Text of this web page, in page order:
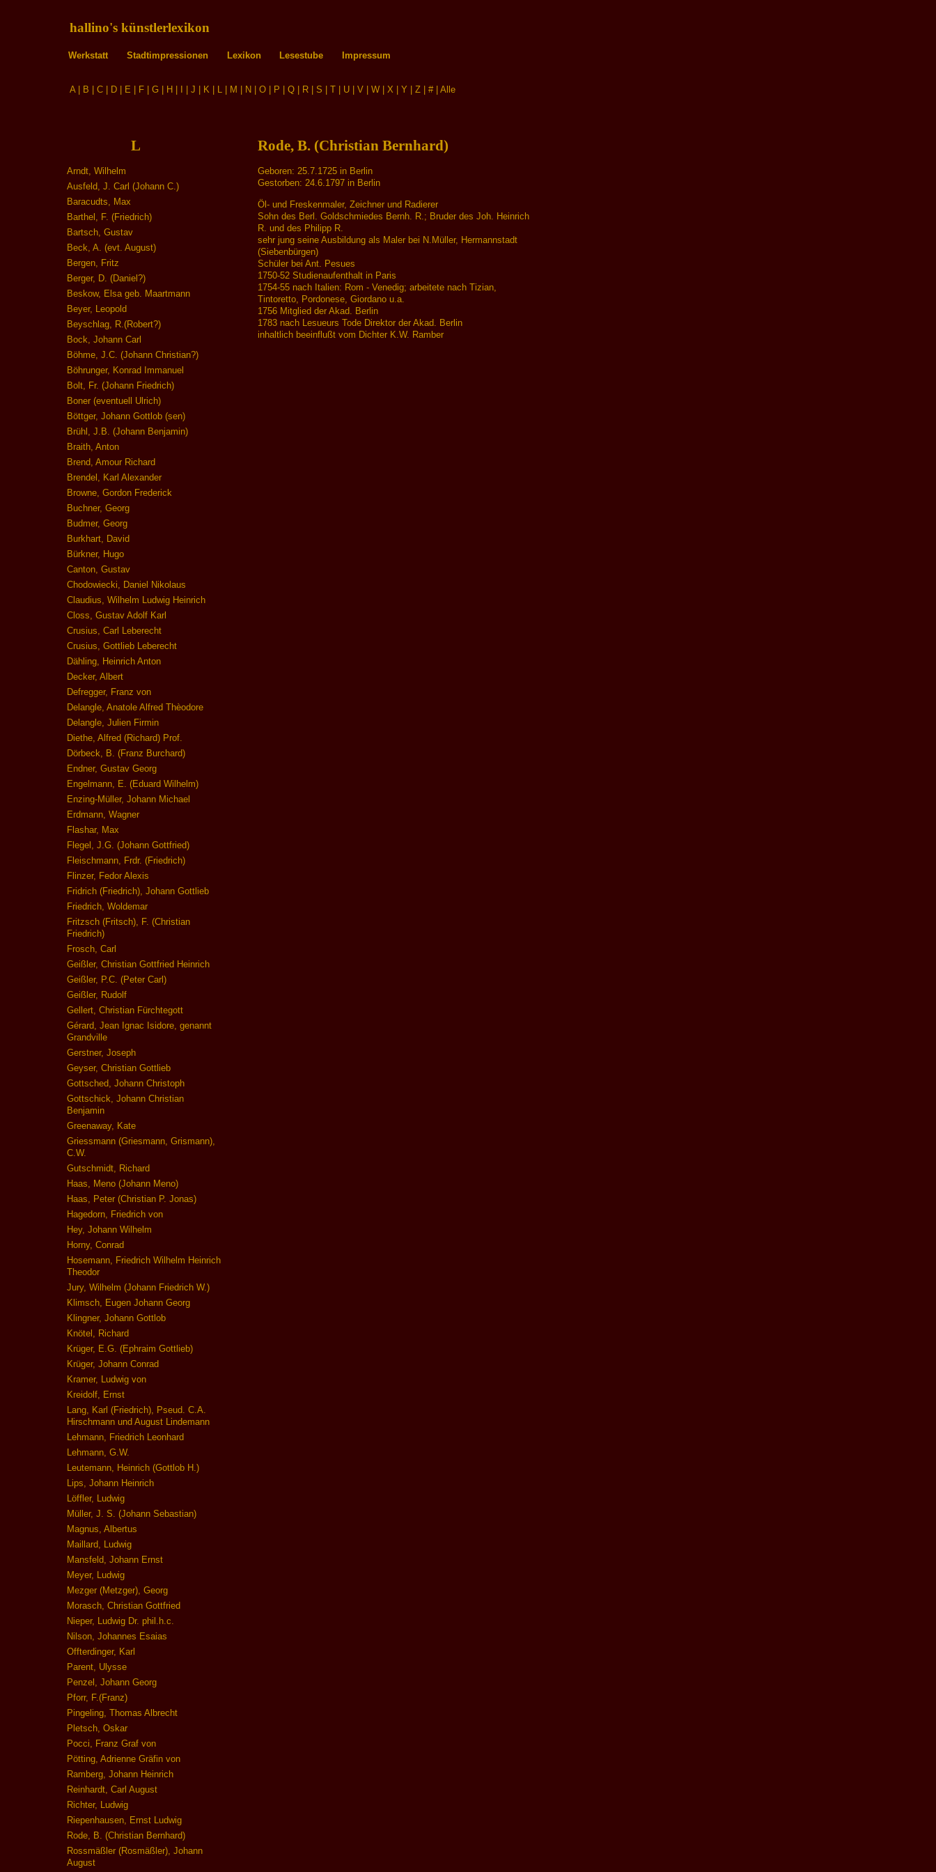
hallino's künstlerlexikon
Werkstatt Stadtimpressionen Lexikon Lesestube Impressum
A| B C D E F G H J K L M N O P Q R S T U V W X Y Z #| Alle
L
Arndt, Wilhelm
Ausfeld, J. Carl (Johann C.)
Baracudts, Max
Barthel, F. (Friedrich)
Bartsch, Gustav
Beck, A. (evt. August)
Bergen, Fritz
Berger, D. (Daniel?)
Beskow, Elsa geb. Maartmann
Beyer, Leopold
Beyschlag, R.(Robert?)
Bock, Johann Carl
Böhme, J.C. (Johann Christian?)
Böhrunger, Konrad Immanuel
Bolt, Fr. (Johann Friedrich)
Boner (eventuell Ulrich)
Böttger, Johann Gottlob (sen)
Brühl, J.B. (Johann Benjamin)
Braith, Anton
Brend, Amour Richard
Brendel, Karl Alexander
Browne, Gordon Frederick
Buchner, Georg
Budmer, Georg
Burkhart, David
Bürkner, Hugo
Canton, Gustav
Chodowiecki, Daniel Nikolaus
Claudius, Wilhelm Ludwig Heinrich
Closs, Gustav Adolf Karl
Crusius, Carl Leberecht
Crusius, Gottlieb Leberecht
Dähling, Heinrich Anton
Decker, Albert
Defregger, Franz von
Delangle, Anatole Alfred Thèodore
Delangle, Julien Firmin
Diethe, Alfred (Richard) Prof.
Dörbeck, B. (Franz Burchard)
Endner, Gustav Georg
Engelmann, E. (Eduard Wilhelm)
Enzing-Müller, Johann Michael
Erdmann, Wagner
Flashar, Max
Flegel, J.G. (Johann Gottfried)
Fleischmann, Frdr. (Friedrich)
Flinzer, Fedor Alexis
Fridrich (Friedrich), Johann Gottlieb
Friedrich, Woldemar
Fritzsch (Fritsch), F. (Christian
Friedrich)
Frosch, Carl
Geißler, Christian Gottfried Heinrich
Geißler, P.C. (Peter Carl)
Geißler, Rudolf
Gellert, Christian Fürchtegott
Gérard, Jean Ignac Isidore, genannt
Grandville
Gerstner, Joseph
Geyser, Christian Gottlieb
Gottsched, Johann Christoph
Gottschick, Johann Christian
Benjamin
Greenaway, Kate
Griessmann (Griesmann, Grismann),
C.W.
Gutschmidt, Richard
Haas, Meno (Johann Meno)
Haas, Peter (Christian P. Jonas)
Hagedorn, Friedrich von
Hey, Johann Wilhelm
Horny, Conrad
Hosemann, Friedrich Wilhelm Heinrich
Theodor
Jury, Wilhelm (Johann Friedrich W.)
Klimsch, Eugen Johann Georg
Klingner, Johann Gottlob
Knötel, Richard
Krüger, E.G. (Ephraim Gottlieb)
Krüger, Johann Conrad
Kramer, Ludwig von
Kreidolf, Ernst
Lang, Karl (Friedrich), Pseud. C.A.
Hirschmann und August Lindemann
Lehmann, Friedrich Leonhard
Lehmann, G.W.
Leutemann, Heinrich (Gottlob H.)
Lips, Johann Heinrich
Löffler, Ludwig
Müller, J. S. (Johann Sebastian)
Magnus, Albertus
Maillard, Ludwig
Mansfeld, Johann Ernst
Meyer, Ludwig
Mezger (Metzger), Georg
Morasch, Christian Gottfried
Nieper, Ludwig Dr. phil.h.c.
Nilson, Johannes Esaias
Offterdinger, Karl
Parent, Ulysse
Penzel, Johann Georg
Pforr, F.(Franz)
Pingeling, Thomas Albrecht
Pletsch, Oskar
Pocci, Franz Graf von
Pötting, Adrienne Gräfin von
Ramberg, Johann Heinrich
Reinhardt, Carl August
Richter, Ludwig
Riepenhausen, Ernst Ludwig
Rode, B. (Christian Bernhard)
Rossmäßler (Rosmäßler), Johann
August
Rode, B. (Christian Bernhard)
Geboren: 25.7.1725 in Berlin
Gestorben: 24.6.1797 in Berlin
Öl- und Freskenmaler, Zeichner und Radierer
Sohn des Berl. Goldschmiedes Bernh. R.; Bruder des Joh. Heinrich
R. und des Philipp R.
sehr jung seine Ausbildung als Maler bei N.Müller, Hermannstadt
(Siebenbürgen)
Schüler bei Ant. Pesues
1750-52 Studienaufenthalt in Paris
1754-55 nach Italien: Rom - Venedig; arbeitete nach Tizian,
Tintoretto, Pordonese, Giordano u.a.
1756 Mitglied der Akad. Berlin
1783 nach Lesueurs Tode Direktor der Akad. Berlin
inhaltlich beeinflußt vom Dichter K.W. Ramber